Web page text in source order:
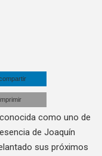
como uno de
de Joaquín
sus próximos